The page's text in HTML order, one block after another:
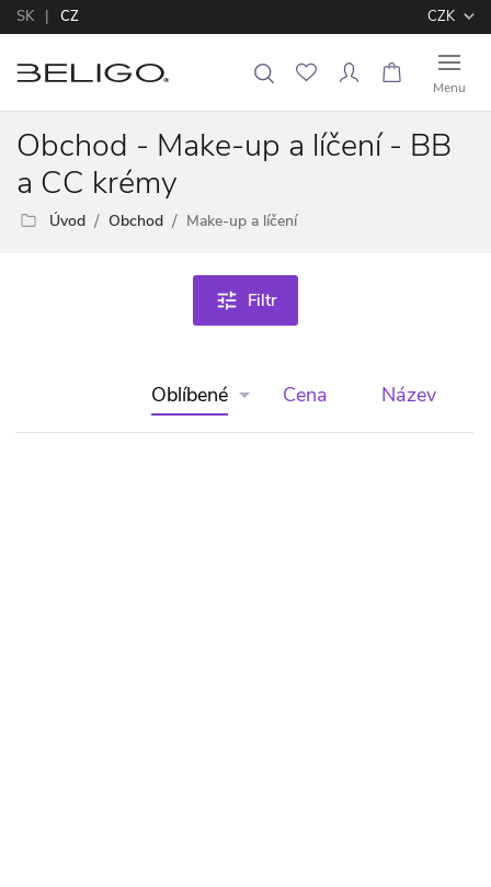
SK CZ CZK
Menu
Obchod - Make-up a líčení - BB
a CC krémy
Úvod Obchod Make-up a líčení
tune Filtr
Oblíbené Cena Název